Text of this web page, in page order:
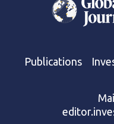
Publications